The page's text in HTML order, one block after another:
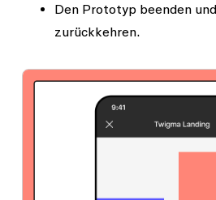
Den Prototyp beenden
zurückkehren.